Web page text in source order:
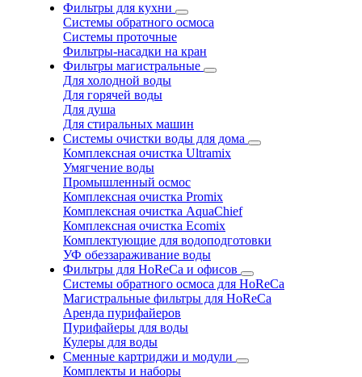
Фильтры для кухни
Системы обратного осмоса
Системы проточные
Фильтры-насадки на кран
Фильтры магистральные
Для холодной воды
Для горячей воды
Для душа
Для стиральных машин
Системы очистки воды для дома
Комплексная очистка Ultramix
Умягчение воды
Промышленный осмос
Комплексная очистка Promix
Комплексная очистка AquaChief
Комплексная очистка Ecomix
Комплектующие для водоподготовки
УФ обеззараживание воды
Фильтры для HoReCa и офисов
Системы обратного осмоса для HoReCa
Магистральные фильтры для HoReCa
Аренда пурифайеров
Пурифайеры для воды
Кулеры для воды
Сменные картриджи и модули
Комплекты и наборы